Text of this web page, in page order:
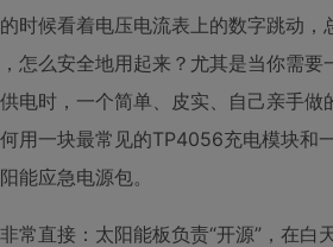
时候看着电压电流表上的数字跳动，
怎么安全地用起来？尤其是当你需
电时，一个简单、皮实、自己亲手
用一块最常见的TP4056充电模块和
能应急电源包。
常直接：太阳能板负责“开源”，在